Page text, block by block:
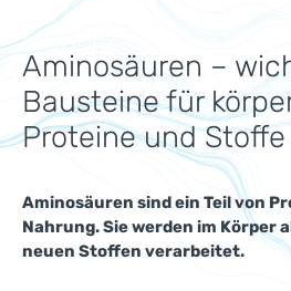
Aminosäuren –
Bausteine für
Proteine und Stoffe
Aminosäuren sind ein Teil von
Nahrung. Sie werden im Körper
neuen Stoffen verarbeitet.